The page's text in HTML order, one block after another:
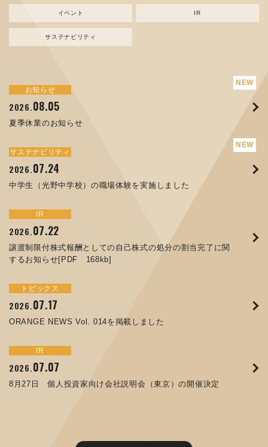
イベント IR
サステナビリティ
お知らせ
2026.08.05
夏季休業のお知らせ
サステナビリティ
2026.07.24
中学生（光野中学校）の職場体験を実施しました
IR
2026.07.22
譲渡制限付株式報酬としての自己株式の処分の割当完了に関
するお知らせ[PDF 168kb]
トピックス
2026.07.17
ORANGE NEWS Vol. 014を掲載しました
IR
2026.07.07
8月27日 個人投資家向け会社説明会（東京）の開催決定
新規事業
2024.04.10
資源ごみAI 自動選別機 販売開始のお知らせ
お知らせ
2026.08.05
夏季休業のお知らせ
お知らせ
2025.11.17
コラムを更新しました：MECT2025(メカトロテックジャパ
お知らせ
2025.09.02
XWT-8 日本デザイン振興会賞受賞！
お知らせ
2025.05.29
コラムを更新しました：MEX金沢2025(第61回機械工業見本
お知らせ
2025.05.15
トピックス
2026.07.17
ORANGE NEWS Vol. 014を掲載しました
トピックス
2026.04.17
ORANGE NEWS Vol. 013を掲載しました
トピックス
2025.10.01
高松流技Vol.25を掲載しました
2025.09.10
ORANGE NEWS Vol. 011を掲載しました
2025.07.31
ORANGE NEWS Vol. 010を掲載しました
イベント
2026.04.03
MEX金沢2026 出展のご案内 ※終了しました
イベント
2025.08.29
MECT 2025 出展のご案内 ※終了しました
イベント
2025.04.16
MEX金沢2025 出展のご案内 ※終了しました
2024.09.26
JIMTOF2024 出展のご案内 ※終了しました
2024.05.13
MEX金沢2024 学生向け会社説明コーナー予約のご案内 ※
終了しました
IR
2026.07.22
譲渡制限付株式報酬としての自己株式の処分の割当完了に関
IR
2026. 07.07
IR
2026.07.01
コーポレートガバナンス報告書を更新しました
IR
2026.06.26
第65回定時株主総会のご報告を掲載しました
IR
2026.06.25
譲渡制限付株式報酬としての自己株式の処分に関するお知ら
サステナビリティ
2026.07.24
中学生（光野中学校）の職場体験を実施しました
サステナビリティ
2026.06.12
人材戦略を策定しました
サステナビリティ
2026.03.26
「健康経営優良法人２０２６（大規模法人部門）」に認定さ
れました
サステナビリティ
2025.12.09
令和７年度石川県ワークライフバランス企業知事表彰「優良
サステナビリティ
2025.12.04